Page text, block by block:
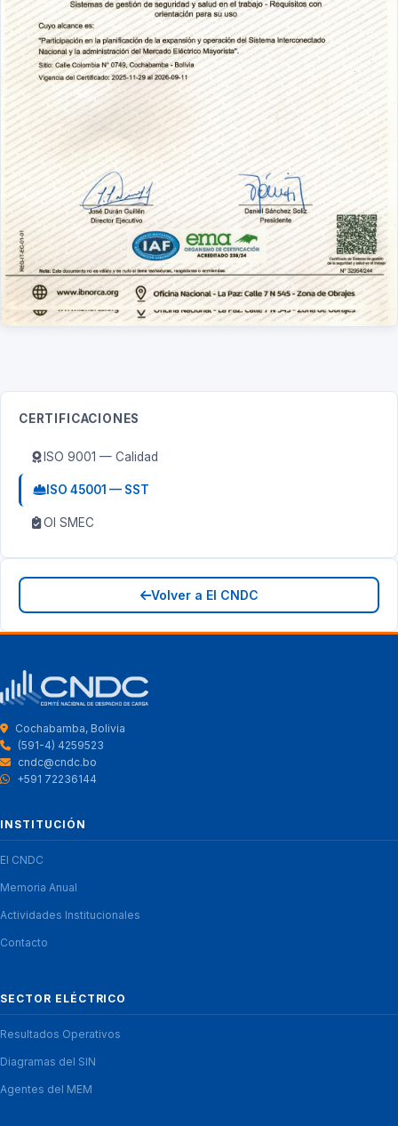
CERTIFICACIONES
ISO 9001 — Calidad
ISO 45001 — SST
OI SMEC
Volver a El CNDC
Cochabamba, Bolivia
(591-4) 4259523
cndc@cndc.bo
+591 72236144
INSTITUCIÓN
El CNDC
Memoria Anual
Actividades Institucionales
Contacto
SECTOR ELÉCTRICO
Resultados Operativos
Diagramas del SIN
Agentes del MEM